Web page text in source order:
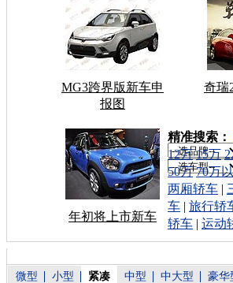
MG3跨界版新车申
报图
奇瑞
年初将上市新车
车型搜索：
精准搜索：
12万 15万
50万 70万
两厢轿车 |
车 | 旅行轿
轿车 | 运动
微型 小型 紧凑 中型 中大型 豪华